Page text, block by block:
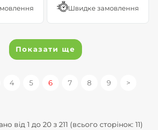
Швидке замовлення
Показати ще
4 5 6 7 8 9 >
від 1 до 20 з 211 (всього сторінок: 11)